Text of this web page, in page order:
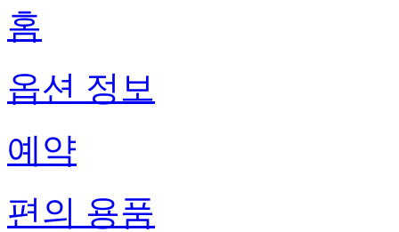
홈
옵션 정보
예약
편의 용품